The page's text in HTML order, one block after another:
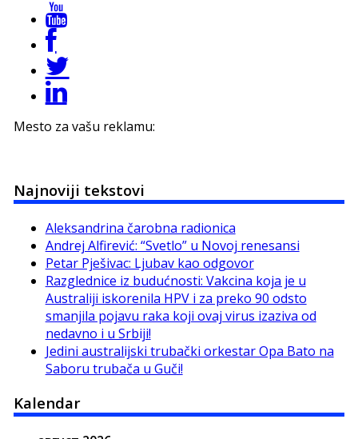
Mesto za vašu reklamu:
Najnoviji tekstovi
Aleksandrina čarobna radionica
Andrej Alfirević: “Svetlo” u Novoj renesansi
Petar Pješivac: Ljubav kao odgovor
Razglednice iz budućnosti: Vakcina koja je u
Australiji iskorenila HPV i za preko 90 odsto
smanjila pojavu raka koji ovaj virus izaziva od
nedavno i u Srbiji!
Jedini australijski trubački orkestar Opa Bato na
Saboru trubača u Guči!
Kalendar